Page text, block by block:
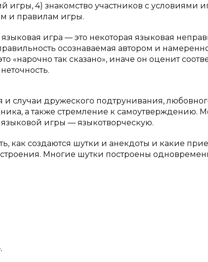
игры, 4) знакомство участников с условиями
и правилам игры.
игра — это некоторая языковая
осознаваемая автором и
«нарочно так сказано», иначе он оценит
случаи дружеского подтрунивания,
а также стремление к самоутверждению.
игры — языкотворческую.
как создаются шутки и анекдоты и какие
Многие шутки построены